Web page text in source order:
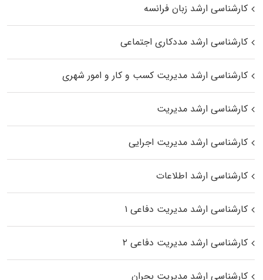
کارشناسی ارشد زبان فرانسه
کارشناسی ارشد مددکاری اجتماعی
کارشناسی ارشد مدیریت کسب و کار و امور شهری
کارشناسی ارشد مدیریت
کارشناسی ارشد مدیریت اجرایی
کارشناسی ارشد اطلاعات
کارشناسی ارشد مدیریت دفاعی ۱
کارشناسی ارشد مدیریت دفاعی ۲
کارشناسی ارشد مدیریت بحران